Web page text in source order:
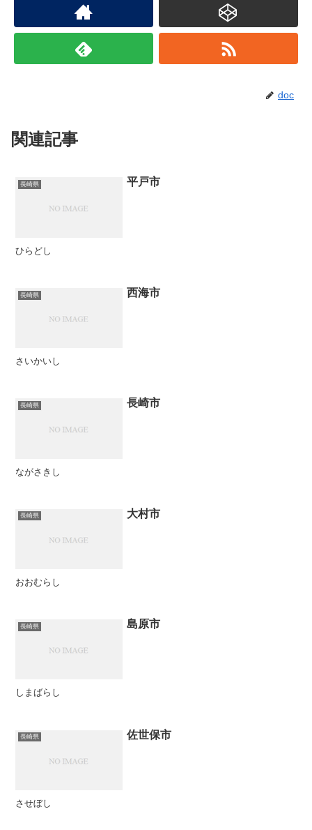
doc
関連記事
長崎県 平戸市
ひらどし
長崎県 西海市
さいかいし
長崎県 長崎市
ながさきし
長崎県 大村市
おおむらし
長崎県 島原市
しまばらし
長崎県 佐世保市
させぼし